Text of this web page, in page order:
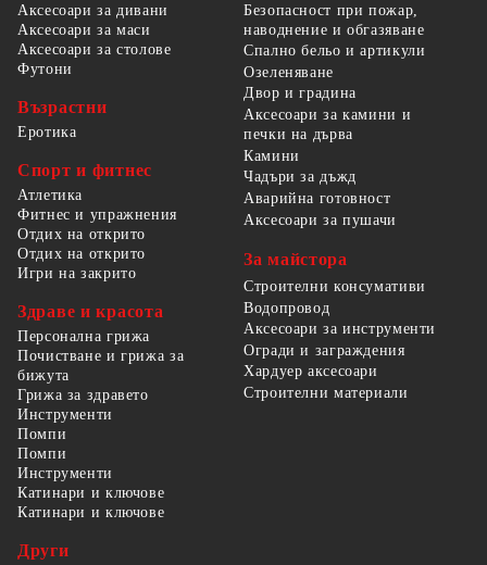
Аксесоари за дивани
Аксесоари за маси
Аксесоари за столове
Футони
Възрастни
Еротика
Спорт и фитнес
Атлетика
Фитнес и упражнения
Отдих на открито
Отдих на открито
Игри на закрито
Здраве и красота
Персонална грижа
Почистване и грижа за
бижута
Грижа за здравето
Безопасност при пожар,
наводнение и обгазяване
Спално бельо и артикули
Озеленяване
Двор и градина
Аксесоари за камини и
печки на дърва
Камини
Чадъри за дъжд
Аварийна готовност
Аксесоари за пушачи
За майстора
Строителни консумативи
Водопровод
Аксесоари за инструменти
Огради и заграждения
Хардуер аксесоари
Строителни материали
Инструменти
Помпи
Помпи
Инструменти
Катинари и ключове
Катинари и ключове
Други